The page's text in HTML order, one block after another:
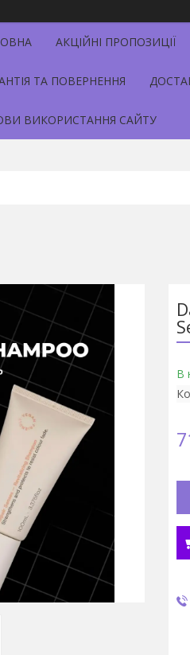
АКЦІЙНІ ПРОПОЗИЦІЇ
ТА ПОВЕРНЕННЯ
ВИКОРИСТАННЯ САЙТУ
В